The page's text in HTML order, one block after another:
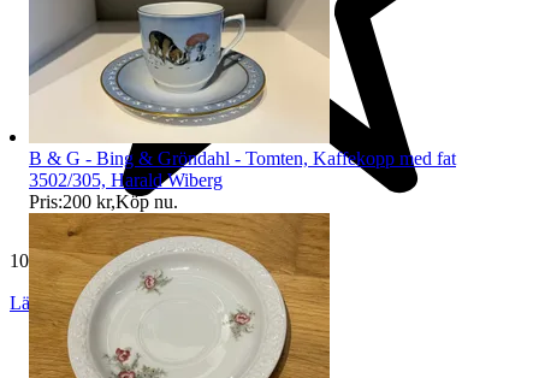
10 992 omdömen
Läs omdömen
B & G - Bing & Gröndahl - Tomten, Kaffekopp med fat
3502/305, Harald Wiberg
Pris:200 kr,Köp nu.